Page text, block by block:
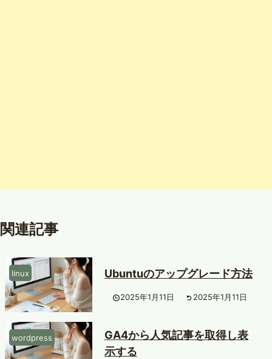
関連記事
linux Ubuntuのアップグレード方法
2025年1月11日 2025年1月11日
wordpress
GA4から人気記事を取得し表
示する